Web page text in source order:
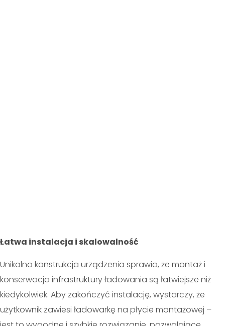
Łatwa instalacja i skalowalność
Unikalna konstrukcja urządzenia sprawia, że montaż i
konserwacja infrastruktury ładowania są łatwiejsze niż
kiedykolwiek. Aby zakończyć instalację, wystarczy, że
użytkownik zawiesi ładowarkę na płycie montażowej –